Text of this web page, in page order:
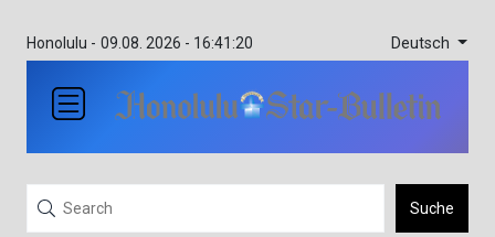
Honolulu - 09.08. 2026 - 16:41:20 Deutsch
Suche